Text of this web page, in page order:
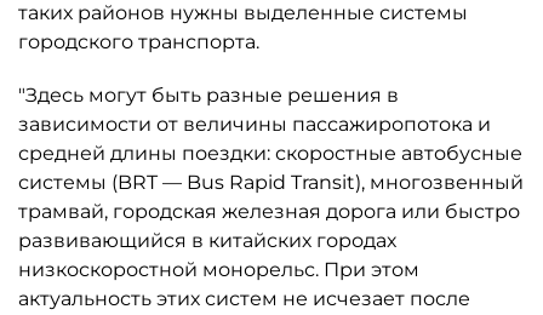
таких районов нужны выделенные системы
городского транспорта.
"Здесь могут быть разные решения в
зависимости от величины пассажиропотока и
средней длины поездки: скоростные автобусные
системы (BRT — Bus Rapid Transit), многозвенный
трамвай, городская железная дорога или быстро
развивающийся в китайских городах
низкоскоростной монорельс. При этом
актуальность этих систем не исчезает после